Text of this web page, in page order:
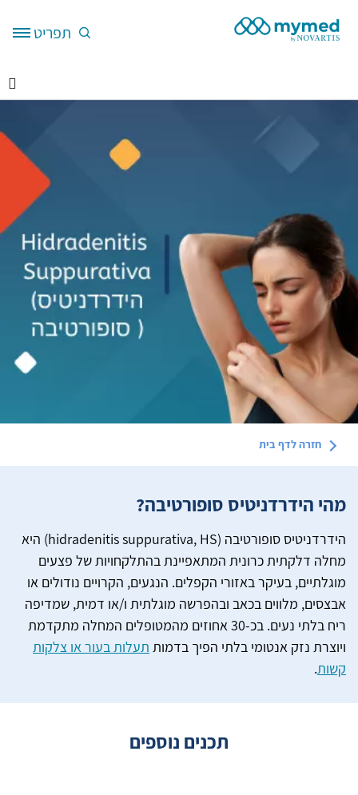
Site Logo תפריט
חזרה לדףבית
מהי הידרדניטיס סופורטיבה?
הידרדניטיס סופורטיבה (hidradenitis suppurativa, HS) היא
מחלה דלקתית כרונית המתאפיינת בהתלקחויות של פצעים
מוגלתיים, בעיקר באזורי הקפלים. הנגעים, הקרויים נודולים או
אבצסים, מלווים בכאב ובהפרשה מוגלתית ו/או דמית, שמדיפה
ריח בלתי נעים. בכ-30 אחוזים מהמטופלים המחלה מתקדמת
ויוצרת נזק אנטומי בלתי הפיך בדמות תעלות בעור או צלקות
קשות.
תכנים נוספים